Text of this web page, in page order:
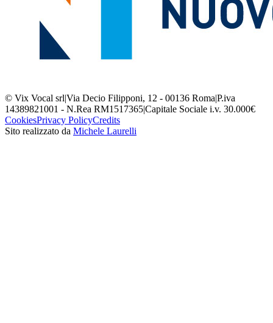
© Vix Vocal srlVia Decio Filipponi, 12 - 00136 RomaP.iva
14389821001 - N.Rea RM1517365Capitale Sociale i.v. 30.000€
CookiesPrivacy PolicyCredits
Sito realizzato da Michele Laurelli